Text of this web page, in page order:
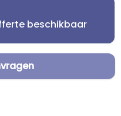
beschikbaar